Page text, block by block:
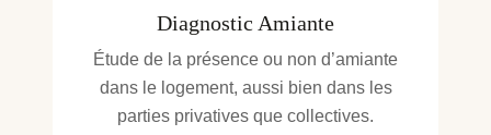
Diagnostic Amiante
Étude de la présence ou non d’amiante
dans le logement, aussi bien dans les
parties privatives que collectives.